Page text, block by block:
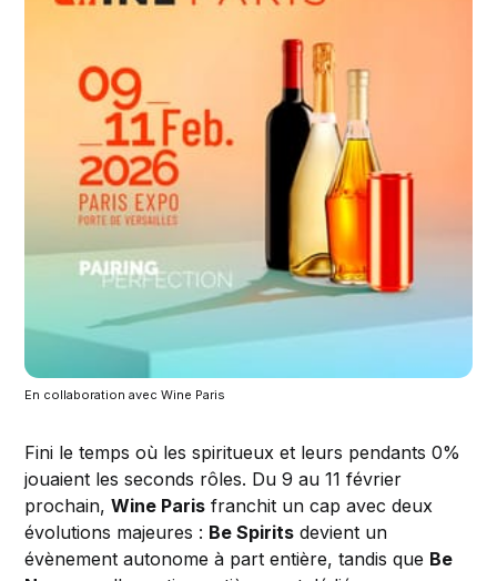
En collaboration avec Wine Paris
Fini le temps où les spiritueux et leurs pendants 0%
jouaient les seconds rôles. Du 9 au 11 février
prochain,Wine Paris franchit un cap avec deux
évolutions majeures : Be Spirits devient un
évènement autonome à part entière, tandis que Be